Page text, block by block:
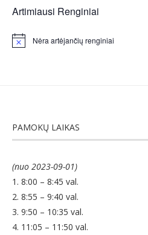
Artimiausi Renginiai
Notice Nėra artėjančių renginiai
PAMOKŲ LAIKAS
(nuo 2023-09-01)
1. 8:00 – 8:45 val.
2. 8:55 – 9:40 val.
3. 9:50 – 10:35 val.
4. 11:05 – 11:50 val.